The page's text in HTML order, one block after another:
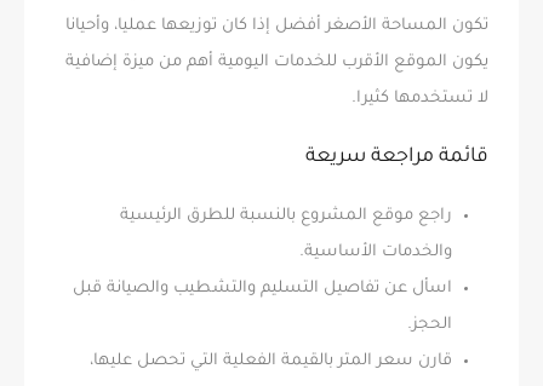
تكون المساحة الأصغر أفضل إذا كان توزيعها عمليا، وأحيانا
يكون الموقع الأقرب للخدمات اليومية أهم من ميزة إضافية
لا تستخدمها كثيرا.
قائمة مراجعة سريعة
راجع موقع المشروع بالنسبة للطرق الرئيسية
والخدمات الأساسية.
اسأل عن تفاصيل التسليم والتشطيب والصيانة قبل
الحجز.
قارن سعر المتر بالقيمة الفعلية التي تحصل عليها،